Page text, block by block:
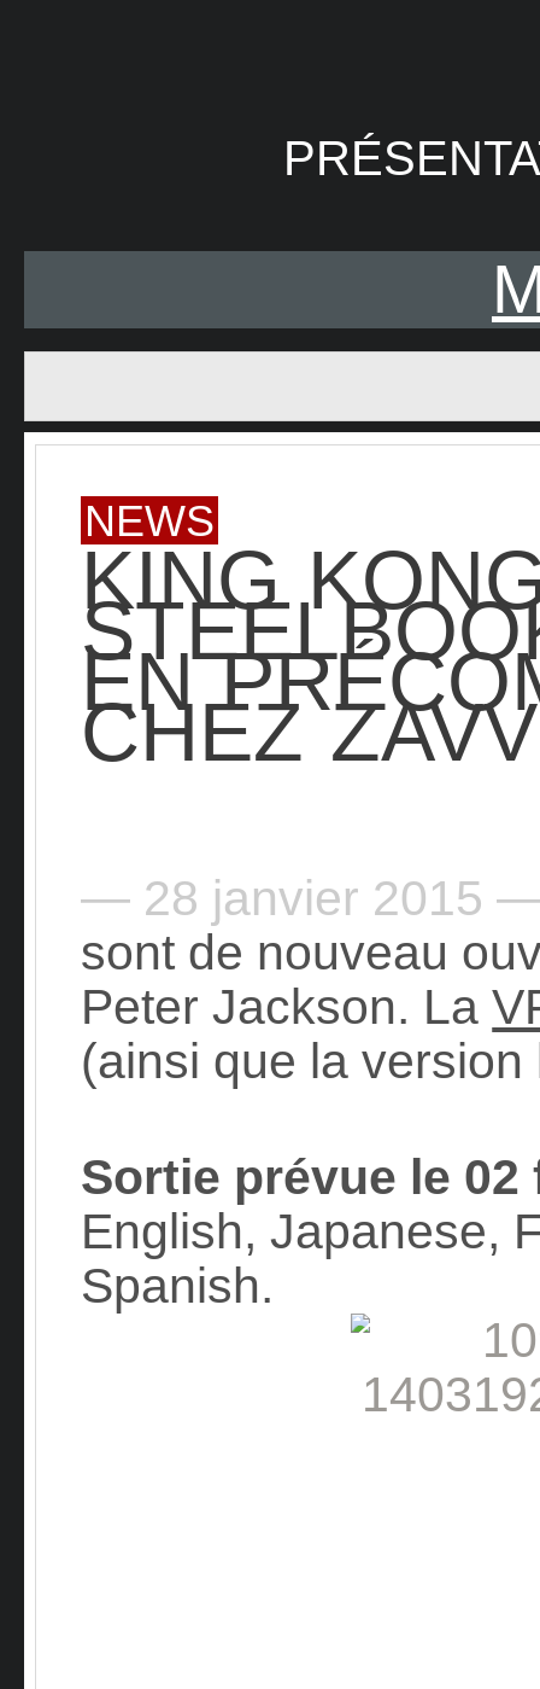
NEWS
KING
EN
CHEZ
— 28 janvier 2015
sont de nouveau
Peter Jackson. La
(ainsi que la version
Sortie prévue le 02
English, Japanese,
Spanish.